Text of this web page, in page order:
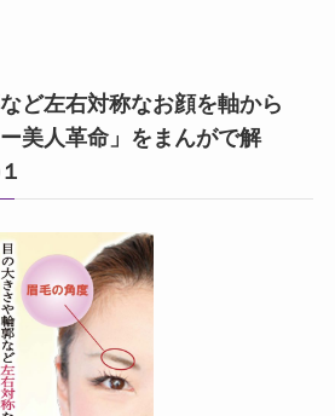
ど左右対称なお顔を軸から
美人革命」をまんがで解